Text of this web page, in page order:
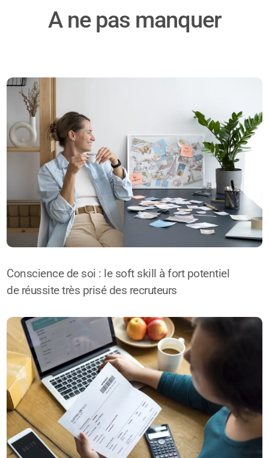
A ne pas manquer
Conscience de soi : le soft skill à fort potentiel
de réussite très prisé des recruteurs